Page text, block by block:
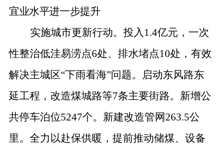
宜业水平进一步提升
实施城市更新行动。投入 1.4亿元，一次
性整治低洼易涝点6处、排水堵点10处，有效
解决主城区“下雨看海”问题。启动东风路东
延工程，改造煤城路等7条主要街路。新增公
共停车泊位5247个。新建改造管网263.5公
里。全力以赴保供暖，提前推动储煤、设备